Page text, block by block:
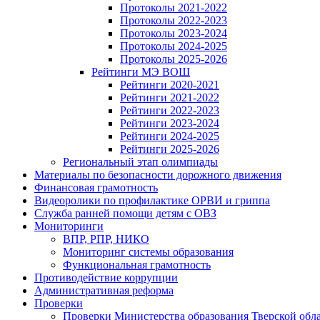
Протоколы 2021-2022
Протоколы 2022-2023
Протоколы 2023-2024
Протоколы 2024-2025
Протоколы 2025-2026
Рейтинги МЭ ВОШ
Рейтинги 2020-2021
Рейтинги 2021-2022
Рейтинги 2022-2023
Рейтинги 2023-2024
Рейтинги 2024-2025
Рейтинги 2025-2026
Региональный этап олимпиады
Материалы по безопасности дорожного движения
Финансовая грамотность
Видеоролики по профилактике ОРВИ и гриппа
Служба ранней помощи детям с ОВЗ
Мониторинги
ВПР, РПР, НИКО
Мониторинг системы образования
Функциональная грамотность
Противодействие коррупции
Административная реформа
Проверки
Проверки Министерства образования Тверской